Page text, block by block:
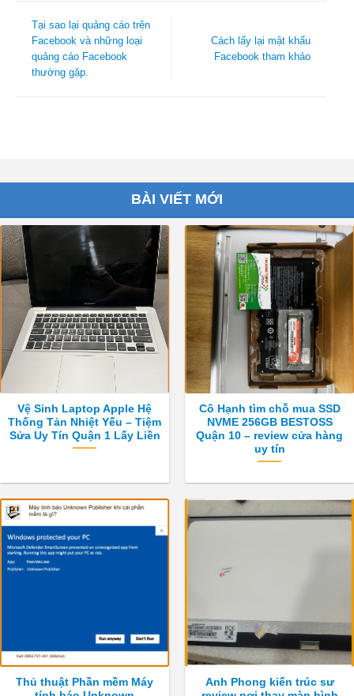
Tại sao lại quảng cáo trên
Facebook và những loại
quảng cáo Facebook
thường gặp.
Cách lấy lại mật khẩu
Facebook tham khảo
BÀI VIẾT MỚI
Vệ Sinh Laptop Apple Hệ
Thống Tản Nhiệt Yếu – Tiệm
Sửa Uy Tín Quận 1 Lấy Liền
Cô Hạnh tìm chỗ mua SSD
NVME 256GB BESTOSS
Quận 10 – review cửa hàng
uy tín
Thủ thuật Phần mềm Máy
Anh Phong kiến trúc sư